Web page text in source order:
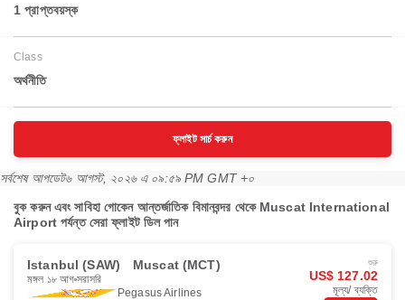
1 প্রাপ্তবয়স্ক
Class
অর্থনীতি
ফ্লাইট সার্চ করুন
সর্বশেষ আপডেট৬ আগস্ট, ২০২৬ এ ০৯:৫৯ PM GMT +০
বুক করুন এবং সাবিহা গোকেন আন্তর্জাতিক বিমানবন্দর থেকে Muscat International
Airport পর্যন্ত সেরা ফ্লাইট ডিল পান
Istanbul (SAW) Muscat (MCT)
মঙ্গল ১৮ আগ সরাসরি
Pegasus Airlines
শুরু
US$ 127.02
মূল্য/ ব্যক্তি